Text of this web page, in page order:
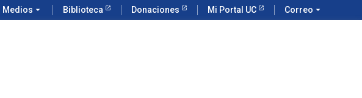
Medios arrow_drop_down Biblioteca Donaciones Mi Portal UC Correo arrow_drop_down